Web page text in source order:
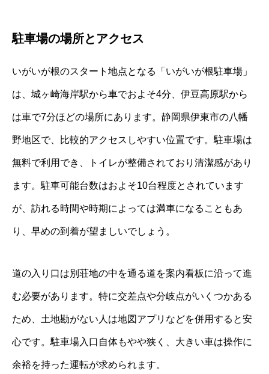
駐車場の場所とアクセス
いがいが根のスタート地点となる「いがいが根駐車場」
は、城ヶ崎海岸駅から車でおよそ4分、伊豆高原駅から
は車で7分ほどの場所にあります。静岡県伊東市の八幡
野地区で、比較的アクセスしやすい位置です。駐車場は
無料で利用でき、トイレが整備されており清潔感があり
ます。駐車可能台数はおよそ10台程度とされています
が、訪れる時間や時期によっては満車になることもあ
り、早めの到着が望ましいでしょう。
道の入り口は別荘地の中を通る道を案内看板に沿って進
む必要があります。特に交差点や分岐点がいくつかある
ため、土地勘がない人は地図アプリなどを併用すると安
心です。駐車場入口自体もやや狭く、大きい車は操作に
余裕を持った運転が求められます。